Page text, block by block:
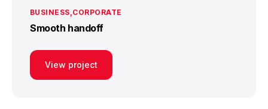
BUSINESS CORPORATE
Smooth handoff
View project